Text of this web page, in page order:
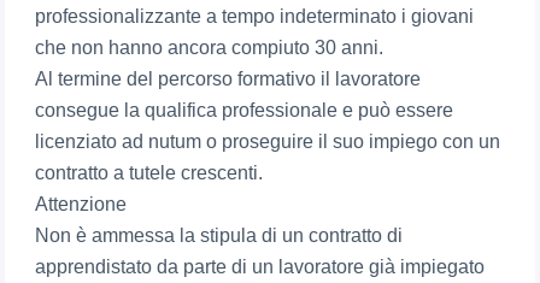
professionalizzante a tempo indeterminato i giovani
che non hanno ancora compiuto 30 anni.
Al termine del percorso formativo il lavoratore
consegue la qualifica professionale e può essere
licenziato ad nutum o proseguire il suo impiego con un
contratto a tutele crescenti.
Attenzione
Non è ammessa la stipula di un contratto di
apprendistato da parte di un lavoratore già impiegato